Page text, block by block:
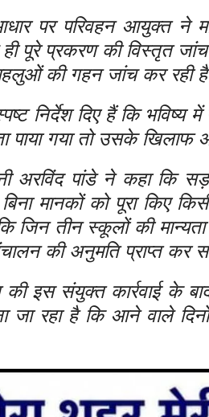
आधार पर परिवहन आयुक्त
पूरे प्रकरण की विस्तृत
की गहन जांच कर रही
निर्देश दिए हैं कि भविष्य में
पाया गया तो उसके खिलाफ
अरविंद पांडे ने कहा
मानकों को पूरा किए
कि जिन तीन स्कूलों की
की अनुमति प्राप्त कर
की इस संयुक्त कार्रवाई के
जा रहा है कि आने वाले